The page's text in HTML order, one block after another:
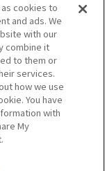
reserved.
cookies to
and ads. We
with our
combine it
to them or
services.
how we use
You have
with
My